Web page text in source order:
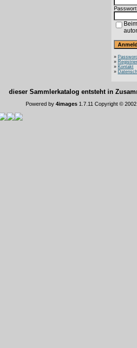
»
»
» Kontakt
»
dieser Sammlerkatalog entsteht in
Powered by 4images 1.7.11 Copyright ©